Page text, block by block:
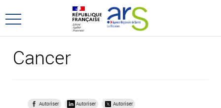
au
menu
au
contenu
Ouvrir
principal
Cancer
Autoriser Autoriser Autoriser